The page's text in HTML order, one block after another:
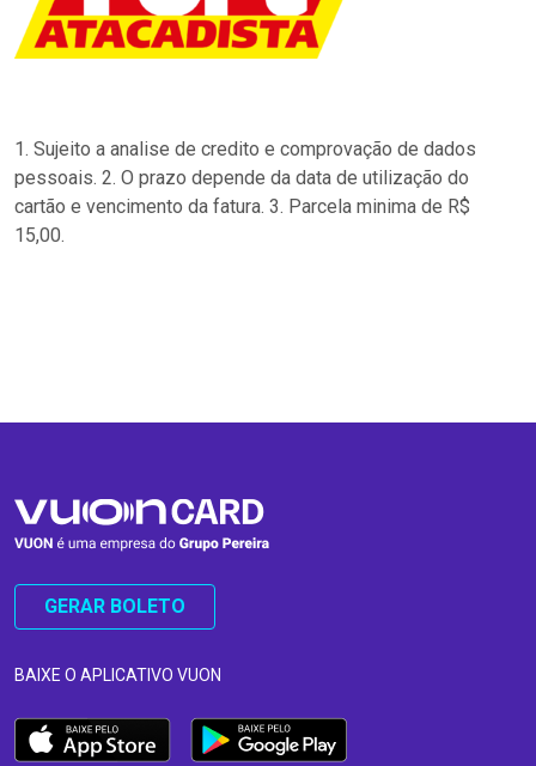
1. Sujeito a analise de credito e comprovação de dados
pessoais. 2. O prazo depende da data de utilização do
cartão e vencimento da fatura. 3. Parcela minima de R$
15,00.
GERAR BOLETO
BAIXE O APLICATIVO VUON